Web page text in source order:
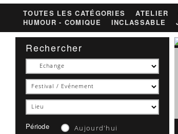
TOUTES LES CATÉGORIES ATELIER
HUMOUR - COMIQUE
INCLASSABLE
Rechercher
Période
Aujourd'hui